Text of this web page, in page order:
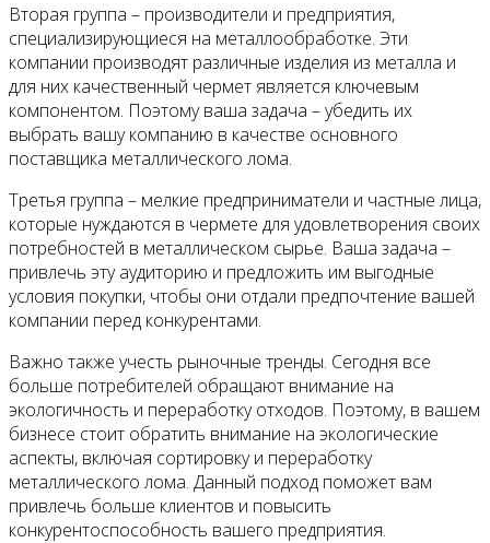
Вторая группа – производители и предприятия,
специализирующиеся на металлообработке. Эти
компании производят различные изделия из металла и
для них качественный чермет является ключевым
компонентом. Поэтому ваша задача – убедить их
выбрать вашу компанию в качестве основного
поставщика металлического лома.
Третья группа – мелкие предприниматели и частные лица,
которые нуждаются в чермете для удовлетворения своих
потребностей в металлическом сырье. Ваша задача –
привлечь эту аудиторию и предложить им выгодные
условия покупки, чтобы они отдали предпочтение вашей
компании перед конкурентами.
Важно также учесть рыночные тренды. Сегодня все
больше потребителей обращают внимание на
экологичность и переработку отходов. Поэтому, в вашем
бизнесе стоит обратить внимание на экологические
аспекты, включая сортировку и переработку
металлического лома. Данный подход поможет вам
привлечь больше клиентов и повысить
конкурентоспособность вашего предприятия.